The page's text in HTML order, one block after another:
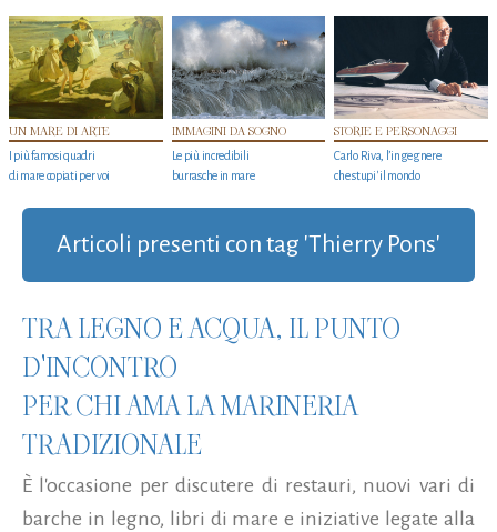
UN MARE DI ARTE
I più famosi quadri
di mare copiati per voi
IMMAGINI DA SOGNO
Le più incredibili
burrasche in mare
STORIE E PERSONAGGI
Carlo Riva, l’ingegnere
che stupi' il mondo
Articoli presenti con tag 'Thierry Pons'
TRA LEGNO E ACQUA, IL PUNTO
D'INCONTRO
PER CHI AMA LA MARINERIA
TRADIZIONALE
È l'occasione per discutere di restauri, nuovi vari di
barche in legno, libri di mare e iniziative legate alla